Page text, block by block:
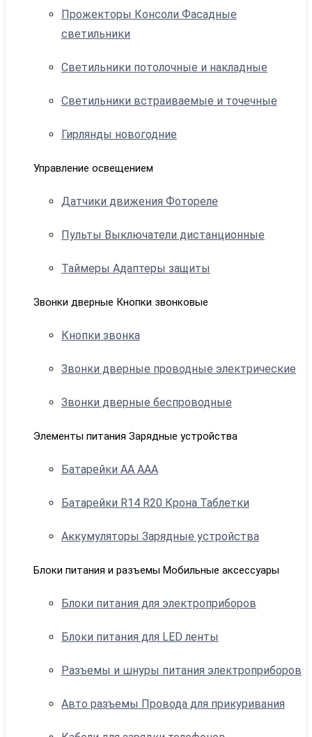
Прожекторы Консоли Фасадные
светильники
Светильники потолочные и накладные
Светильники встраиваемые и точечные
Гирлянды новогодние
Управление освещением
Датчики движения Фотореле
Пульты Выключатели дистанционные
Таймеры Адаптеры защиты
Звонки дверные Кнопки звонковые
Кнопки звонка
Звонки дверные проводные электрические
Звонки дверные беспроводные
Элементы питания Зарядные устройства
Батарейки АА ААА
Батарейки R14 R20 Крона Таблетки
Аккумуляторы Зарядные устройства
Блоки питания и разъемы Мобильные аксессуары
Блоки питания для электроприборов
Блоки питания для LED ленты
Разъемы и шнуры питания электроприборов
Авто разъемы Провода для прикуривания